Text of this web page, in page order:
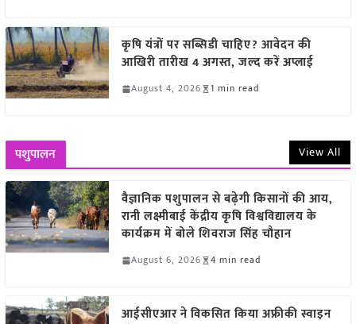
कृषि यंत्रों पर सब्सिडी चाहिए? आवेदन की
आखिरी तारीख 4 अगस्त, जल्द करें अप्लाई
August 4, 2026 1 min read
पशुपालन View All
वैज्ञानिक पशुपालन से बढ़ेगी किसानों की आय,
रानी लक्ष्मीबाई केंद्रीय कृषि विश्वविद्यालय के
कार्यक्रम में बोले शिवराज सिंह चौहान
August 6, 2026 4 min read
आईसीएआर ने विकसित किया अफ्रीकी स्वाइन